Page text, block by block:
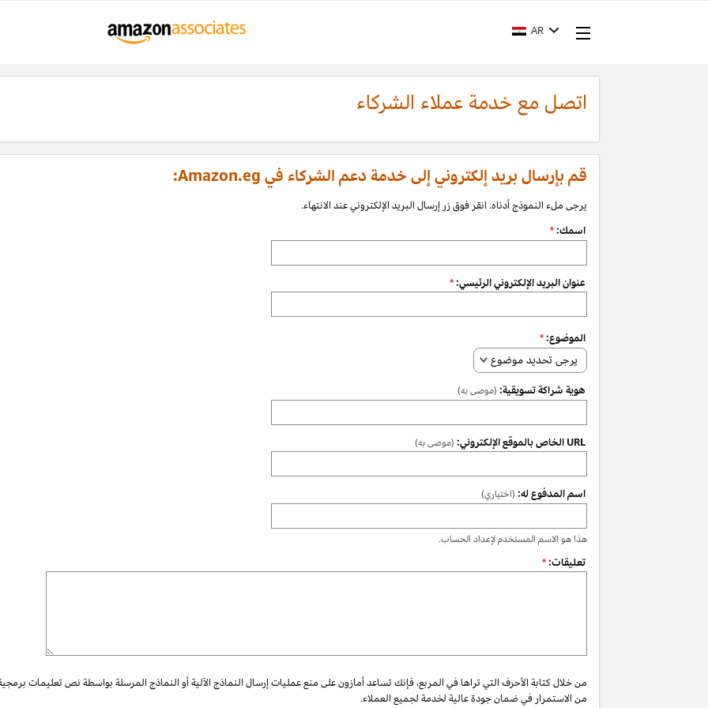
AR
اتصل مع خدمة عملاء الشركاء
قم بإرسال بريد إلكتروني إلى خدمة دعم الشركاء في Amazon.eg:
يرجى ملء النموذج أدناه. انقر فوق زر إرسال البريد الإلكتروني عند الانتهاء.
اسمك:*
عنوان البريد الإلكتروني الرئيسي:*
الموضوع:*
يرجى تحديد موضوع
هوية شراكة تسويقية: (موصى به)
URL الخاص بالموقع الإلكتروني: (موصى به)
اسم المدفوع له: (اختياري)
هذا هو الاسم المستخدم لإعداد الحساب.
تعليقات:*
من خلال كتابة الأحرف التي تراها في المربع، فإنك تساعد أمازون على منع عمليات إرسال النماذج الآلية أو النماذج المرسلة بواسطة نص تعليمات
من الاستمرار في ضمان جودة عالية لخدمة لجميع العملاء.